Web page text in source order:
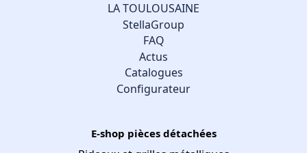
LA TOULOUSAINE
StellaGroup
FAQ
Actus
Catalogues
Configurateur
E-shop pièces détachées